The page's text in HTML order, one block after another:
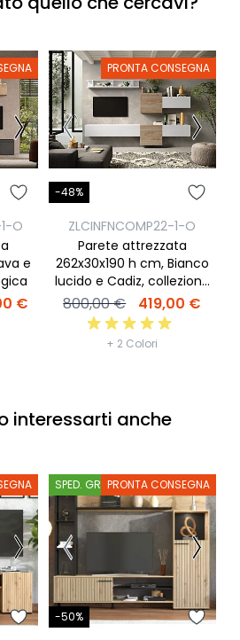
O
e
€
PRONTA CONSEGNA
-48%
ZLCINFNCOMP22-1-O
Parete attrezzata
262x30x190 h cm, Bianco
lucido e Cadiz, collezione
Logica
800,00 € 419,00 €
+ 2 Colori
interessarti anche
SPED. GRATISPRONTA CONSEGNA
-50%